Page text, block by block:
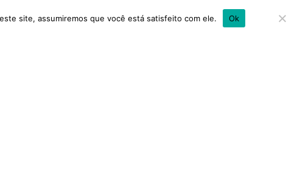
Blog Contato
site, assumiremos que você está satisfeito com ele. Ok